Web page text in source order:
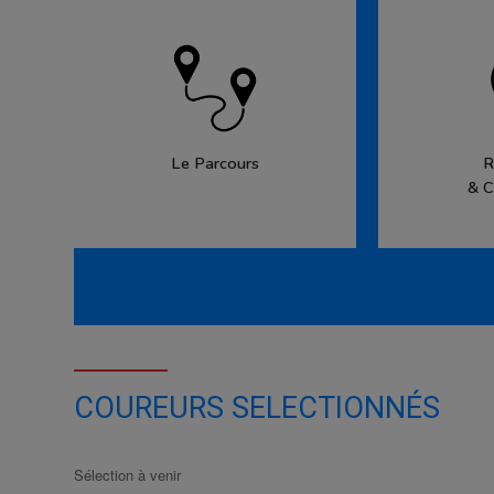
Le Parcours
&
COUREURS SELECTIONNÉS
Sélection à venir